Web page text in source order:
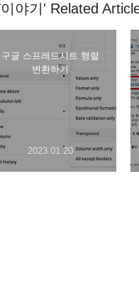
야기' Related
구글 스프레드시트 행렬
변환하기
2023.01.20